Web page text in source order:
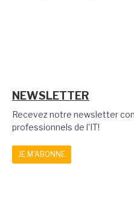
NEWSLETTER
Recevez notre newsletter
professionnels de l'IT!
JE M'ABONNE